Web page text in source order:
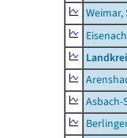
Weimar,
Asbach-